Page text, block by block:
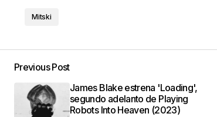
Mitski
Previous Post
James Blake estrena 'Loading',
segundo adelanto de Playing
Robots Into Heaven (2023)